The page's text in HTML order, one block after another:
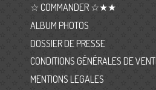
☆ COMMANDER ☆★★
ALBUM PHOTOS
DOSSIER DE PRESSE
CONDITIONS GÉNÉRALES DE
MENTIONS LEGALES